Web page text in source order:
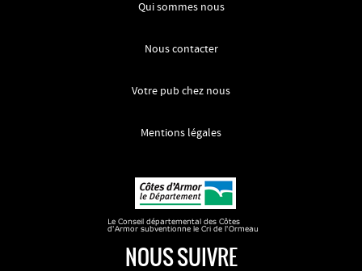
Qui sommes nous
Nous contacter
Votre pub chez nous
Mentions légales
NOUS SUIVRE